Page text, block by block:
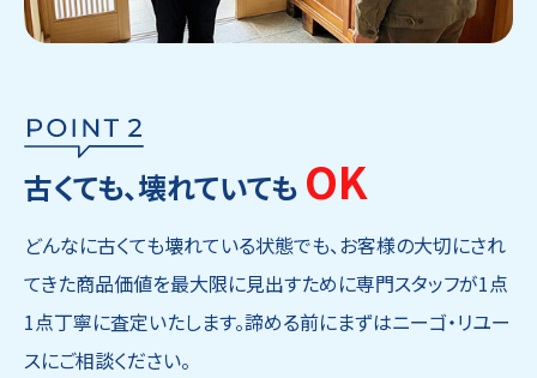
古くても、壊れていても OK
どんなに古くても壊れている状態でも、お客様の大切にされ
てきた商品価値を最大限に見出すために専門スタッフが1点
1点丁寧に査定いたします。諦める前にまずはニーゴ・リユー
スにご相談ください。